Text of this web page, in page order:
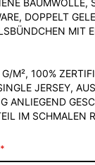
DOPPELT
MIT
M², 100%
JERSEY,
ANLIEGEND
IM SCHMALEN